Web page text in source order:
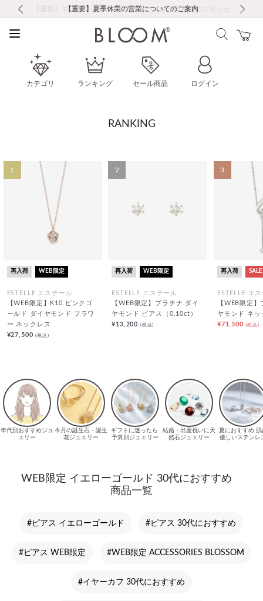
お修理・アフターサービスのご案内
【重要】令和８年熊本地震に伴う集配への影響について
【重要】ギフトラッピング料金改定および仕様変更のお知らせ
【重要】夏季休業の営業についてのご案内
税込5,500円以上で送料無料｜最短24時間以内に発送
新規会員登録で1000ポイントプレゼント！
新規LINE友だち登録で500円クーポンプレゼント
会員限定！レビュー投稿で100ポイントプレゼント
お修理・アフターサービスのご案内
【重要】令和８年熊本地震に伴う集配への影響について
カテゴリ ランキング セール商品 ログイン
RANKING
1
再入荷 WEB限定
ESTELLE エステール
【WEB限定】K10 ピンクゴ
ールド ダイヤモンド フラワ
ー ネックレス
¥27,500(税込)
2
再入荷 WEB限定
ESTELLE エステール
【WEB限定】プラチナ ダイ
ヤモンド ピアス（0.10ct）
¥13,200 (税込)
3
再入荷 SALE
ESTELLE エ
【WEB限定
ヤモンド ネッ
¥71,500 (税込)
WEB限定 イエローゴールド 30代におすすめ
商品一覧
#ピアス イエローゴールド #ピアス 30代におすすめ
#ピアス WEB限定 #WEB限定 ACCESSORIES BLOSSOM
#イヤーカフ 30代におすすめ